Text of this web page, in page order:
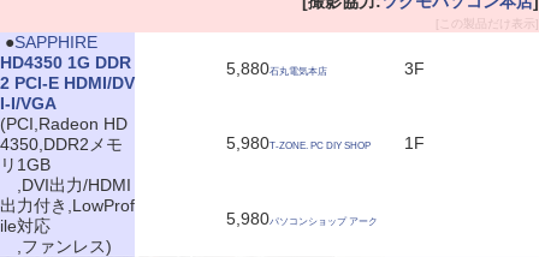
[この製品だけ表示]
●SAPPHIRE
HD4350 1G DDR
2 PCI-E HDMI/DV
I-I/VGA
(PCI,Radeon HD
4350,DDR2メモ
リ1GB
,DVI出力/HDMI
出力付き,LowProf
ile対応
,ファンレス)
5,880石丸電気本店 3F
5,980T-ZONE. PC DIY SHOP 1F
5,980パソコンショップ アーク